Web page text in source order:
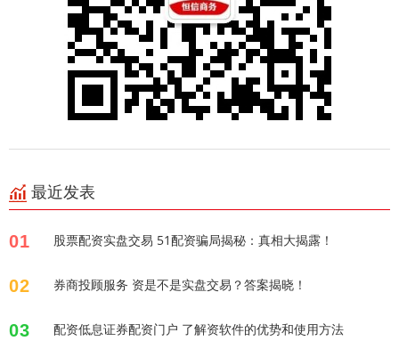
最近发表
01 股票配资实盘交易 51配资骗局揭秘：真相大揭露！
02 券商投顾服务 资是不是实盘交易？答案揭晓！
03 配资低息证券配资门户 了解资软件的优势和使用方法